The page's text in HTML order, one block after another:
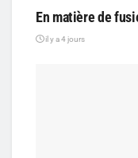
En matière de
il y a 4 jours